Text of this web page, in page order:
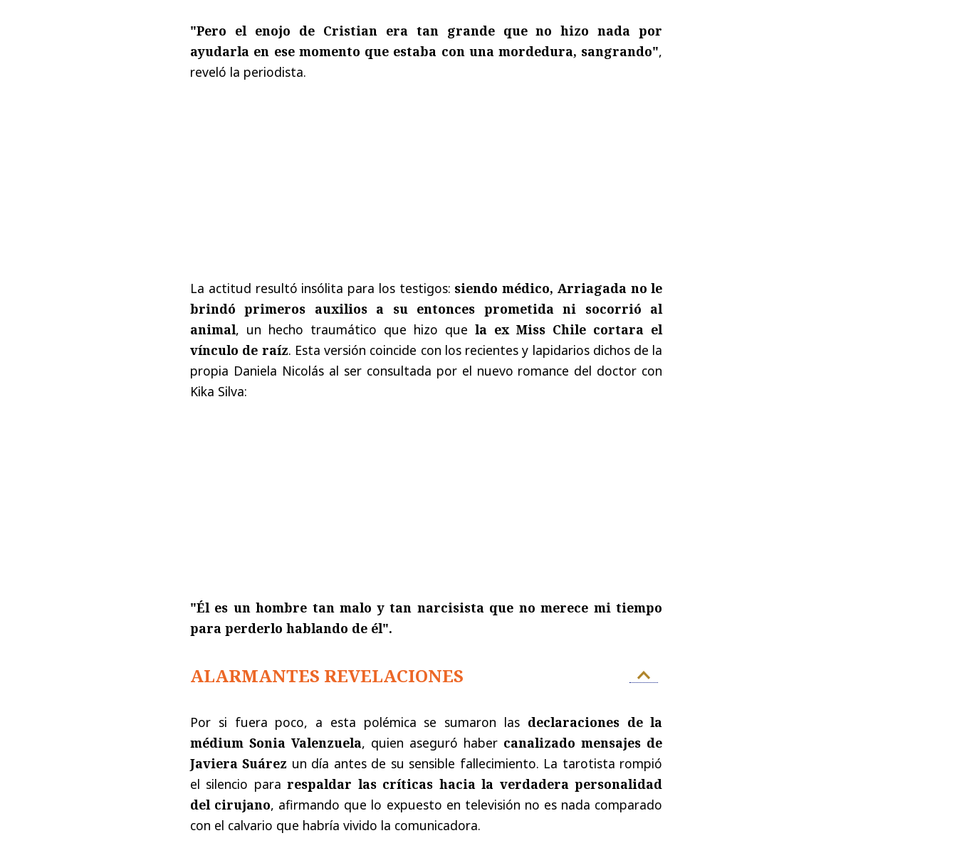
"Pero el enojo de Cristian era tan grande que no hizo nada por
ayudarla en ese momento que estaba con una mordedura, sangrando",
reveló la periodista.
La actitud resultó insólita para los testigos: siendo médico, Arriagada no le
brindó primeros auxilios a su entonces prometida ni socorrió al
animal, un hecho traumático que hizo quela ex Miss Chile cortara el
vínculo de raíz. Esta versión coincide con los recientes y lapidarios dichos de la
propia Daniela Nicolás al ser consultada por el nuevo romance del doctor con
Kika Silva:
"Él es un hombre tan malo y tan narcisista que no merece mi tiempo
para perderlo hablando de él".
ALARMANTES REVELACIONES
Por si fuera poco, a esta polémica se sumaron las declaraciones de la
médium Sonia Valenzuela, quien aseguró haber canalizado mensajes de
Javiera Suárez un día antes de su sensible fallecimiento. La tarotista rompió
el silencio pararespaldar las críticas hacia la verdadera personalidad
del cirujano, afirmando que lo expuesto en televisión no es nada comparado
con el calvario que habría vivido la comunicadora.